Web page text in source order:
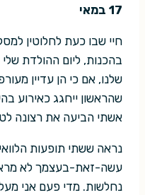
17 במאי
חיי שבו כעת לחלוטין
בהכנות, ליום ההולדת
שלנו, אם כי הן עדיין
שהראשון ייחגג כאירוע
אשתי הביעה את רצונה
נראה ששתי תופעות
עשה-זאת-בעצמך לא
נחלשות. מדי פעם אני